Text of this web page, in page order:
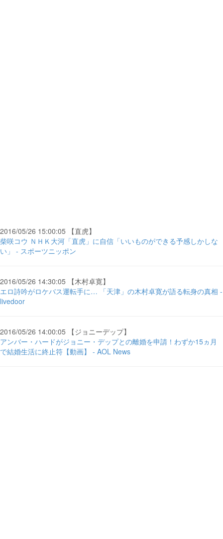
2016/05/26 15:00:05 【直虎】
柴咲コウ ＮＨＫ大河「直虎」に自信「いいものができる予感しかしな
い」 - スポーツニッポン
2016/05/26 14:30:05 【木村卓寛】
エロ詩吟がロケバス運転手に… 「天津」の木村卓寛が語る転身の真相 -
livedoor
2016/05/26 14:00:05 【ジョニーデップ】
アンバー・ハードがジョニー・デップとの離婚を申請！わずか15ヵ月
で結婚生活に終止符【動画】 - AOL News